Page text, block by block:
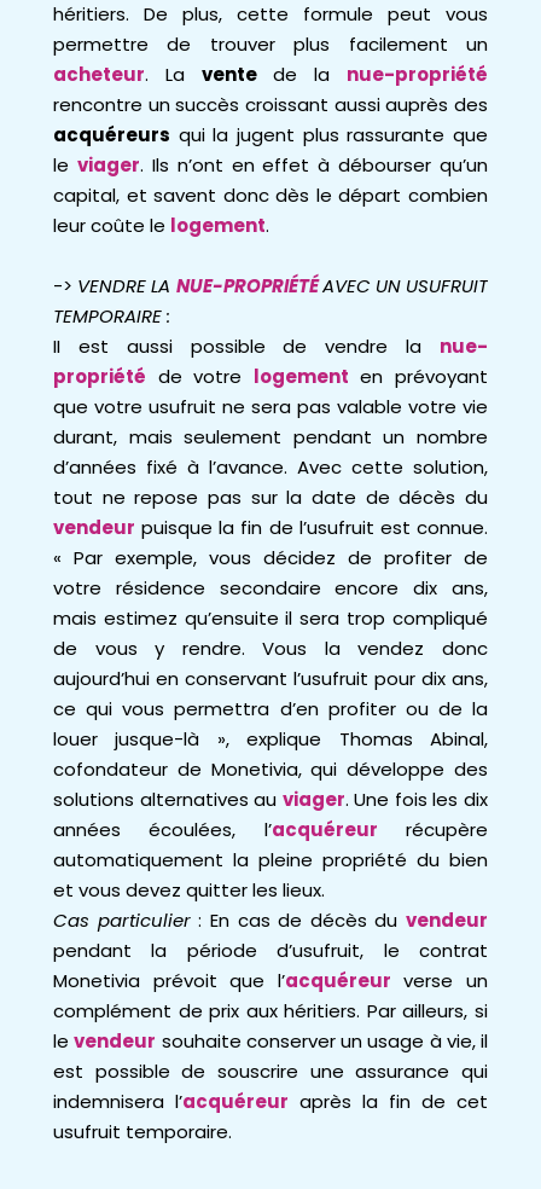
héritiers. De plus, cette formule peut vous
permettre de trouver plus facilement un
acheteur. La ventede la nue-propriété
rencontre un succès croissant aussi auprès des
acquéreurs qui la jugent plus rassurante que
le viager. Ils n’ont en effet à débourser qu’un
capital, et savent donc dès le départ combien
leur coûte le logement.
-> VENDRE LA NUE-PROPRIÉTÉAVEC UN USUFRUIT
TEMPORAIRE :
II est aussi possible de vendre la nue-
propriété de votre logement en prévoyant
que votre usufruit ne sera pas valable votre vie
durant, mais seulement pendant un nombre
d’années fixé à l’avance. Avec cette solution,
tout ne repose pas sur la date de décès du
vendeur puisque la fin de l’usufruit est connue.
« Par exemple, vous décidez de profiter de
votre résidence secondaire encore dix ans,
mais estimez qu’ensuite il sera trop compliqué
de vous y rendre. Vous la vendez donc
aujourd’hui en conservant l’usufruit pour dix ans,
ce qui vous permettra d’en profiter ou de la
louer jusque-là », explique Thomas Abinal,
cofondateur de Monetivia, qui développe des
solutions alternatives au viager. Une fois les dix
années écoulées, l’acquéreur
récupère
automatiquement la pleine propriété du bien
et vous devez quitter les lieux.
Cas particulier: En cas de décès du vendeur
pendant la période d’usufruit, le contrat
Monetivia prévoit que l’acquéreur verse un
complément de prix aux héritiers. Par ailleurs, si
levendeur souhaite conserver un usage à vie, il
est possible de souscrire une assurance qui
indemnisera l’acquéreur après la fin de cet
usufruit temporaire.